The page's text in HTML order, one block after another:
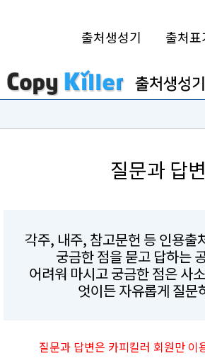
출처생성기 출처표
질문과 답변
각주, 내주, 참고문헌 등 인용출
궁금한 점을 묻고 답하는
어려워 마시고 궁금한 점은 사
엇이든 자유롭게 질문
질문과 답변은 카피킬러 회원만 이